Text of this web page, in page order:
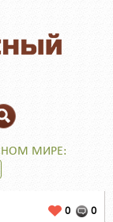
МИРЕ:
0
0